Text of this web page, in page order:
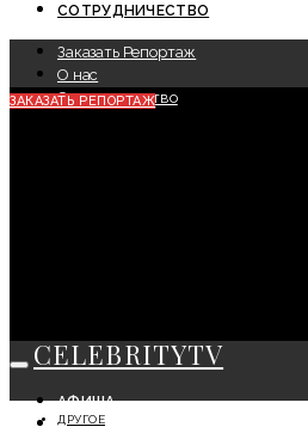
СОТРУДНИЧЕСТВО
Заказать Репортаж
О нас
Сотрудничество
ЗАКАЗАТЬ РЕПОРТАЖ
CELEBRITYTV
АФИША
СОБЫТИЯ
ДРУГОЕ